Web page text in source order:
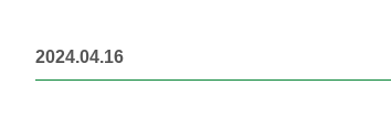
2024.04.16